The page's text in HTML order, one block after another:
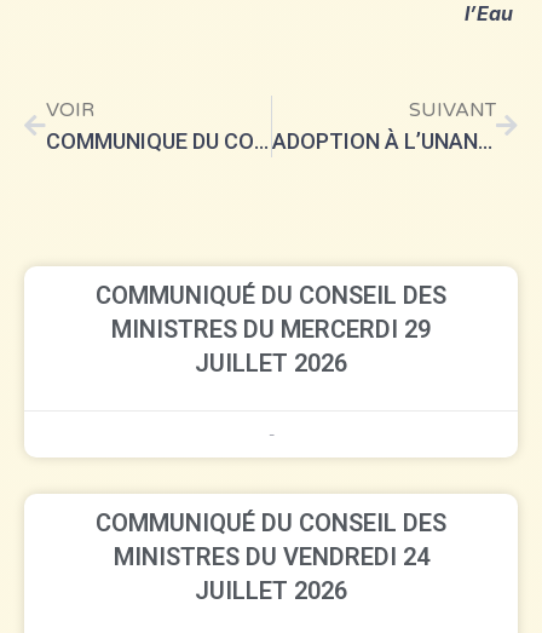
l’Eau
VOIR
COMMUNIQUE DU CONSEIL DES MINISTRES DU JEUDI 25 JUIN 2026
SUIVANT
ADOPTION À L’UNANIMITÉ PAR LE CNT DU PROJET DE LOI DESTINÉ AU FINANCEMENT DE LA BOUCLE NORD 225 kv AUTOUR DE BAMAKO (PBNB)
COMMUNIQUÉ DU CONSEIL DES
MINISTRES DU MERCERDI 29
JUILLET 2026
-
COMMUNIQUÉ DU CONSEIL DES
MINISTRES DU VENDREDI 24
JUILLET 2026